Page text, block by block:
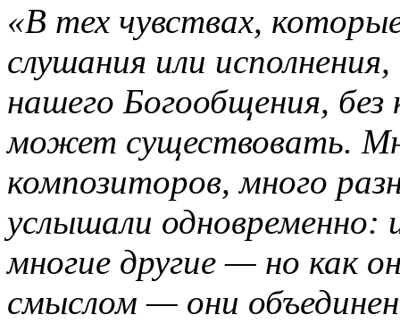
«В тех чувствах,
слушания или
нашего Богообщения, без
может существовать.
композиторов, много
услышали одновременно:
многие другие — но как
смыслом — они